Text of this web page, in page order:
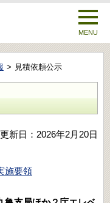
MENU
見積依頼公示
更新日：2026年2月20日
施要領